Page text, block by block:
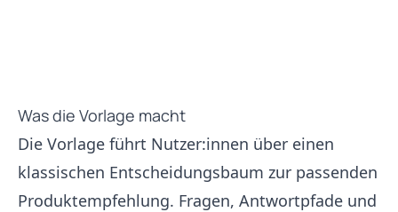
Was die Vorlage macht
Die Vorlage führt Nutzer:innen über einen
klassischen Entscheidungsbaum zur passenden
Produktempfehlung. Fragen, Antwortpfade und